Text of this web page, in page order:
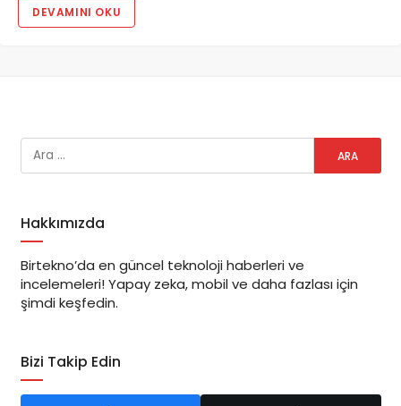
DEVAMINI OKU
Hakkımızda
Birtekno’da en güncel teknoloji haberleri ve
incelemeleri! Yapay zeka, mobil ve daha fazlası için
şimdi keşfedin.
Bizi Takip Edin